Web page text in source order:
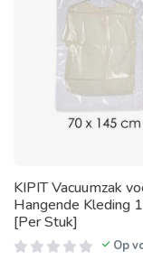
KIPIT Vacuumzak
Hangende Kleding
[Per Stuk]
Op